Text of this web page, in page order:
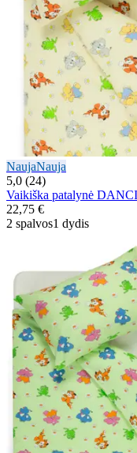
NaujaNauja
5,0 (24)
Vaikiška patalynė
22,75 €
2 spalvos1 dydis